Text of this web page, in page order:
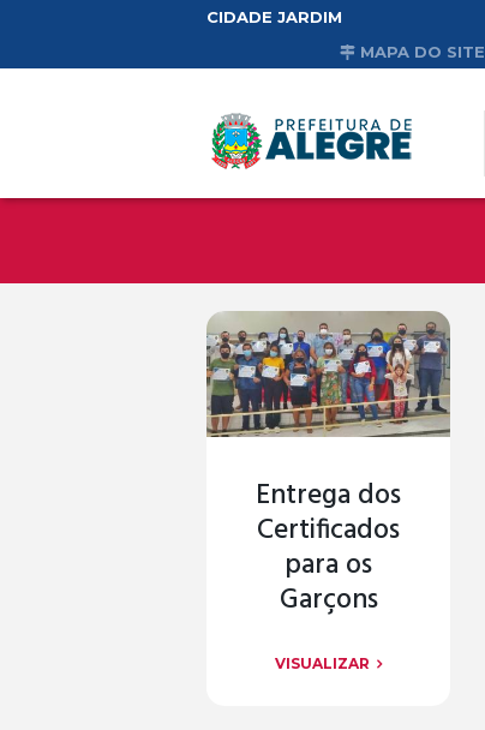
CIDADE JARDIM
MAPA DO SITE
Entrega dos
Certificados
para os
Garçons
VISUALIZAR